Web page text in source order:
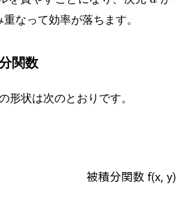
なって効率が落ちます。
関数
形状は次のとおりです。